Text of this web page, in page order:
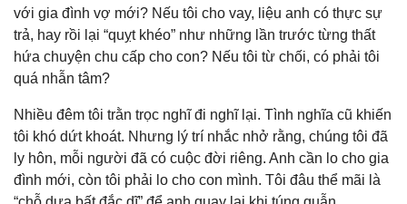
với gia đình vợ mới? Nếu tôi cho vay, liệu anh có thực sự
trả, hay rồi lại “quỵt khéo” như những lần trước từng thất
hứa chuyện chu cấp cho con? Nếu tôi từ chối, có phải tôi
quá nhẫn tâm?
Nhiều đêm tôi trằn trọc nghĩ đi nghĩ lại. Tình nghĩa cũ khiến
tôi khó dứt khoát. Nhưng lý trí nhắc nhở rằng, chúng tôi đã
ly hôn, mỗi người đã có cuộc đời riêng. Anh cần lo cho gia
đình mới, còn tôi phải lo cho con mình. Tôi đâu thể mãi là